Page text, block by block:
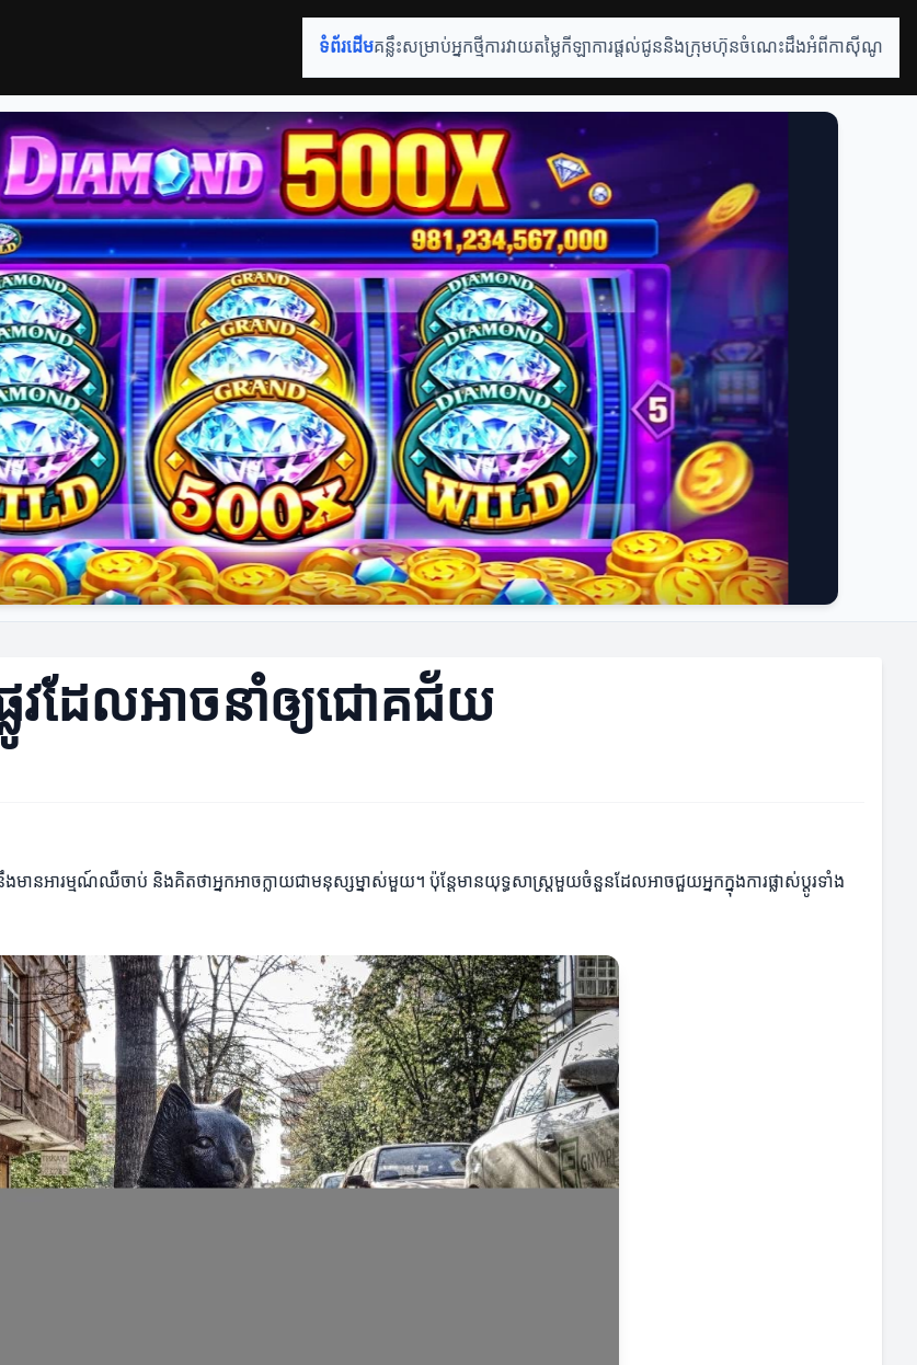
ទំព័រដើមគន្លឹះសម្រាប់អ្នកថ្មីការវាយតម្លៃកីឡាការផ្តល់ជូននិងក្រុមហ៊ុនចំណេះដឹងអំពីកាស៊ីណូ
លូវដែលអាចនាំឲ្យជោគជ័យ
ងមានអារម្មណ៍ឈឺចាប់ និងគិតថាអ្នកអាចក្លាយជាមនុស្សម្នាស់មួយ។ ប៉ុន្តែមានយុទ្ធសាស្ត្រមួយចំនួនដែលអាចជួយអ្នកក្នុងការផ្លាស់ប្តូរទាំង